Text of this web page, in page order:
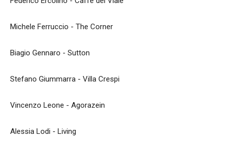
Michele Ferruccio - The Corner
Biagio Gennaro - Sutton
Stefano Giummarra - Villa Crespi
Vincenzo Leone - Agorazein
Alessia Lodi - Living